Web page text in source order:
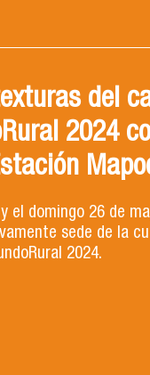
del
2024
el domingo 26 de
sede de la
2024.